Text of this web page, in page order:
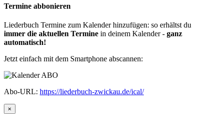
Termine abbonieren
Liederbuch Termine zum Kalender hinzufügen: so erhältst du
immer die aktuellen Termine in deinem Kalender - ganz
automatisch!
Jetzt einfach mit dem Smartphone abscannen:
Abo-URL: https://liederbuch-zwickau.de/ical/
×